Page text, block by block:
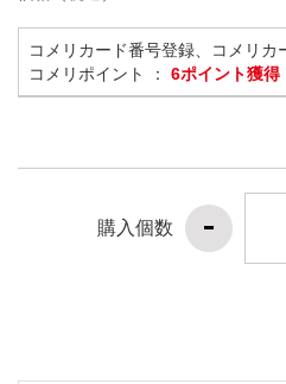
コメリカード番号登録、コメリカ
コメリポイント ： 6ポイント獲得
購入個数